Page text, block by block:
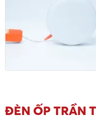
ĐÈN ỐP TRẦN